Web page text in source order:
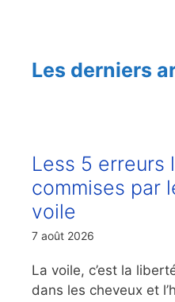
Les derniers
Less 5 erreurs
commises par
voile
7 août 2026
La voile, c’est la
dans les cheveux et